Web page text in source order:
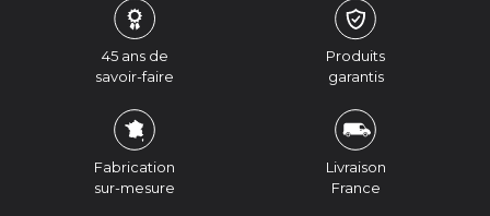
45 ans de
savoir-faire
Produits
garantis
Fabrication
sur-mesure
Livraison
France